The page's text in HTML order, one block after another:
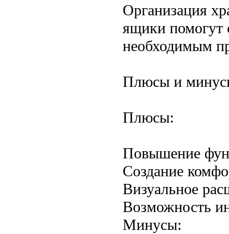
Организация
ящики помогут
необходимым
Плюсы и
Плюсы:
Повышение
Создание
Визуальное
Возможность
Минусы: